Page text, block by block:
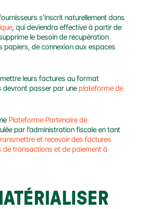
s’inscrit naturellement dans
, qui deviendra effective à partir de
le besoin de récupération
papiers, de connexion aux espaces
leurs factures au format
devront passer par une plateforme de
Plateforme Partenaire de
par l’administration fiscale en tant
et recevoir des factures
de transactions et de paiement à